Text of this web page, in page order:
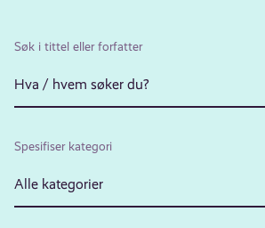
Søk i tittel eller forfatter
Spesifiser kategori
Alle kategorier